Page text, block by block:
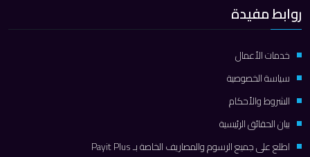
روابط مفيدة
خدمات الأعمال
سياسة الخصوصية
الشروط والأحكام
بيان الحقائق الرئيسية
اطلع على جميع الرسوم والمصاريف الخاصة بـ Payit Plus